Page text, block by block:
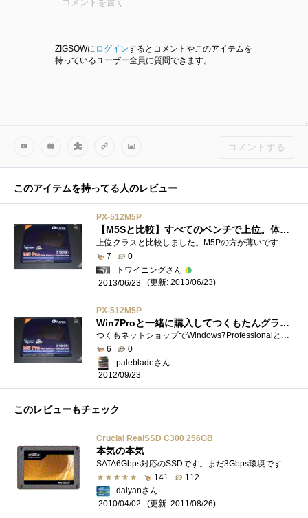
ZIGSOWに ログインするとコメントやこのアイテムを
持っているユーザー全員に質問できます。
コメントする
このアイテムを持ってる人のレビュー
PX-512M5P
【M5Sと比較】すべてのベンチで上位。体感するほどの違いはなかった。
上位クラスと比較しました。M5Pの方が薄いです。ノートパソコンへ換装する際は、薄い方が汎用性があるのでM5Pを買っとけば間違いが減りそうで�...
7
0
トワイニングさん
2013/06/23
(更新: 2013/06/23)
PX-512M5P
Win7Proと一緒に購入してつくもたんグラスもゲットしました
つくもネットショップでWindows7Professionalと一緒に購入するとつくもたんグラスを貰えるキャンペーンをやっていた上、その当時ネット通販ではほぼ...
6
0
palebladeさん
2012/09/23
このレビューもチェック
Crucial RealSSD C300 256GB
本気の本気
SATA6Gbps対応のSSDです。まだ3Gbps環境ですが270M程度出ています。Corei7980Xを導入予定なので、合わせて6Gbps環境にする予定です。※4/29現状で分かった�...
141
112
daiyanさん
2010/04/02
(更新: 2011/08/26)